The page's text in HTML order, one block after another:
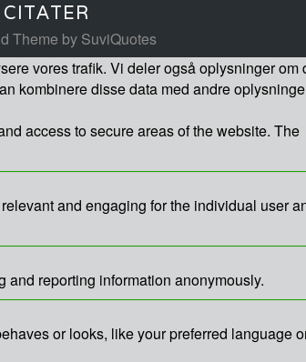
Theme by SuviQuotes
vores trafik. Vi deler også oplysninger om
kombinere disse data med andre
access to secure areas of the website. The
and engaging for the individual user
reporting information anonymously.
or looks, like your preferred language